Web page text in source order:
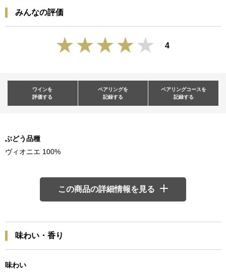
みんなの評価
4
ワインを
評価する
ペアリングを
記録する
ペアリングコースを
記録する
ぶどう品種
ヴィオニエ 100%
この商品の詳細情報を見る
味わい・香り
味わい